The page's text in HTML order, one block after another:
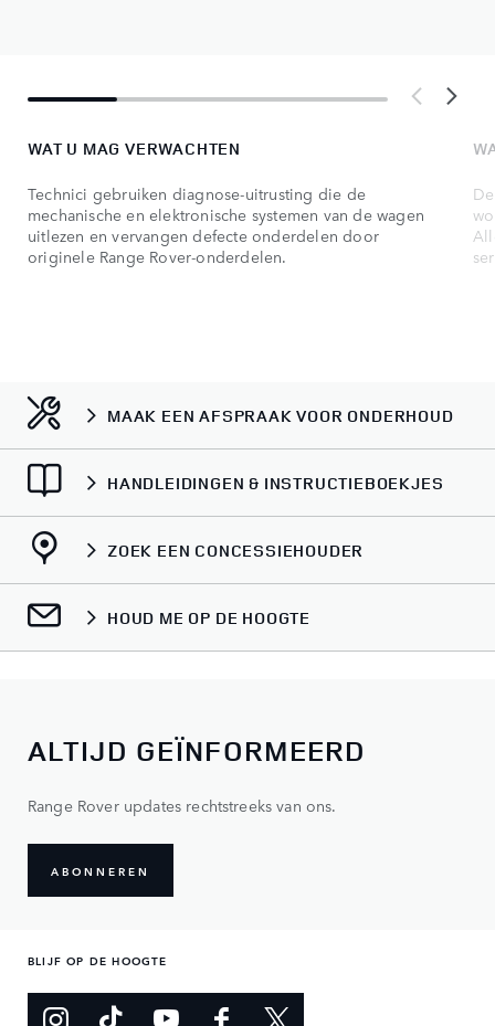
WAT U MAG VERWACHTEN
Technici gebruiken diagnose-uitrusting die de
mechanische en elektronische systemen van de wagen
uitlezen en vervangen defecte onderdelen door
originele Range Rover-onderdelen.
MAAK EEN AFSPRAAK VOOR ONDERHOUD
HANDLEIDINGEN & INSTRUCTIEBOEKJES
ZOEK EEN CONCESSIEHOUDER
HOUD ME OP DE HOOGTE
ALTIJD GEÏNFORMEERD
Range Rover updates rechtstreeks van ons.
ABONNEREN
BLIJF OP DE HOOGTE